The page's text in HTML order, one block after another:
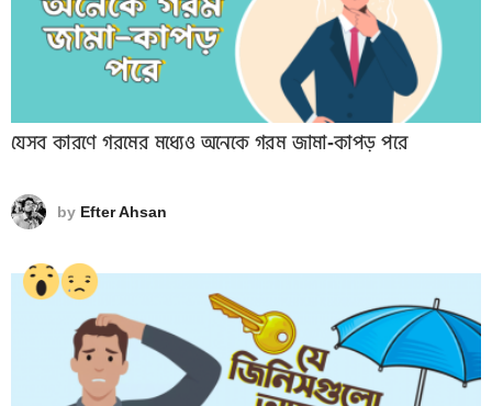
যেসব কারণে গরমের মধ্যেও অনেকে গরম জামা-কাপড় পরে
by Efter Ahsan